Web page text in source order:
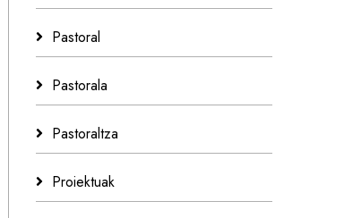
Pastoral
Pastorala
Pastoraltza
Proiektuak